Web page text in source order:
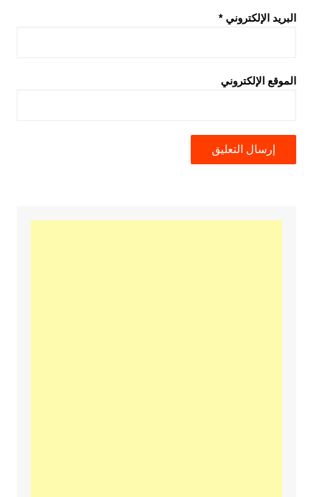
البريد الإلكتروني *
الموقع الإلكتروني